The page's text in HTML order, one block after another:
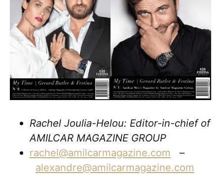
Rachel Joulia-Helou: Editor-in-chief of
AMILCAR MAGAZINE GROUP
rachel@amilcarmagazine.com –
alexandre@amilcarmagazine.com